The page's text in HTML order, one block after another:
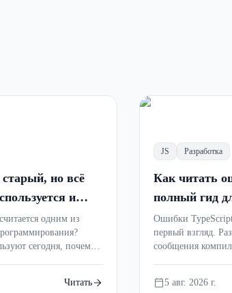
стек, куча,
Что такое стек и
и как современный
словами с
но всё
и
годуодним из
сегодня, почему
изучать C++ Читать
JS Разработка
Как читать
полный гид
паники
Ошибки TypeScript
первый взгляд.
сообщения
этой статьи ты
5 авг. 2026 г.